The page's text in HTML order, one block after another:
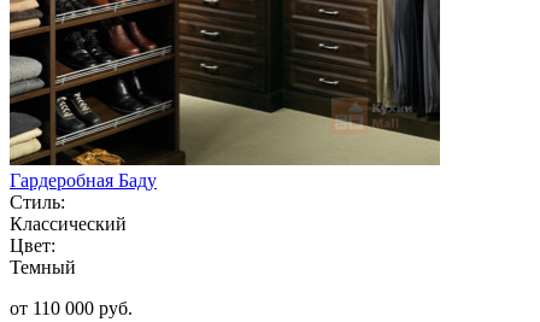
Гардеробная Баду
Стиль:
Классический
Цвет:
Темный
от 110 000 руб.